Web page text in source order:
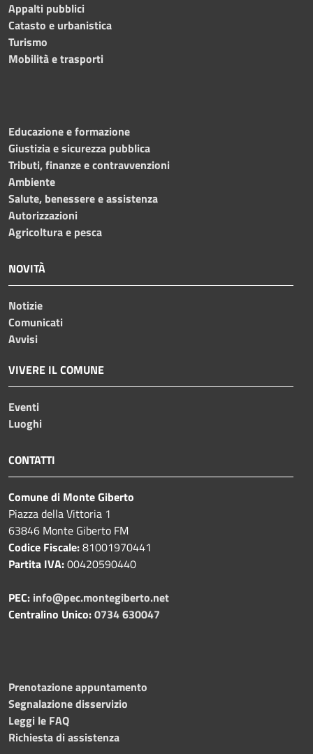
Appalti pubblici
Catasto e urbanistica
Turismo
Mobilità e trasporti
Educazione e formazione
Giustizia e sicurezza pubblica
Tributi, finanze e contravvenzioni
Ambiente
Salute, benessere e assistenza
Autorizzazioni
Agricoltura e pesca
NOVITÀ
Notizie
Comunicati
Avvisi
VIVERE IL COMUNE
Eventi
Luoghi
CONTATTI
Comune di Monte Giberto
Piazza della Vittoria 1
63846 Monte Giberto FM
Codice Fiscale:81001970441
Partita IVA:00420590440
PEC: info@pec.montegiberto.net
Centralino Unico:0734 630047
Prenotazione appuntamento
Segnalazione disservizio
Leggi le FAQ
Richiesta di assistenza